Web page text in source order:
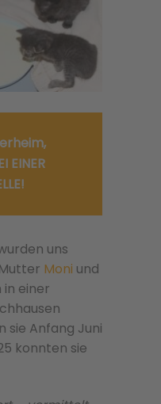
EINER
uns
Moni und
einer
sie Anfang Juni
konnten sie